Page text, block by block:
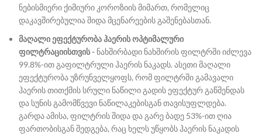
ნებისმიერი ქიმიური კოროზიის მიმართ, რომელიც
დაკავშირებულია შიდა მცენარეების გაშენებასთან.
მაღალი ეფექტურობა ჰაერის ოპტიმალური
ფილტრაციისთვის- ნახშირბადი ნახშირის ფილტრში იძლევა
99.8%-ით გაფილტრული ჰაერის ნაკადს. ასეთი მაღალი
ეფექტურობა უზრუნველყოფს, რომ ფილტრში გამავალი
ჰაერის თითქმის სრული ნაწილი გადის ეფექტურ გაწმენდას
და სუნის გამომწვევი ნაწილაკებისგან თავისუფლდება.
გარდა ამისა, ფილტრის შიდა და გარე ბადე 53%-ით ღია
ფართობისგან შედგება, რაც ხელს უწყობს ჰაერის ნაკადის